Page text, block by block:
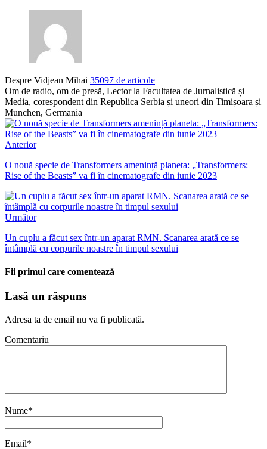
Despre Vidjean Mihai 35097 de articole
Om de radio, om de presă, Lector la Facultatea de Jurnalistică și
Media, corespondent din Republica Serbia și uneori din Timișoara și
Munchen, Germania
Anterior
O nouă specie de Transformers amenință planeta: „Transformers:
Rise of the Beasts” va fi în cinematografe din iunie 2023
Următor
Un cuplu a făcut sex într-un aparat RMN. Scanarea arată ce se
întâmplă cu corpurile noastre în timpul sexului
Fii primul care comentează
Lasă un răspuns
Adresa ta de email nu va fi publicată.
Comentariu
Nume*
Email*